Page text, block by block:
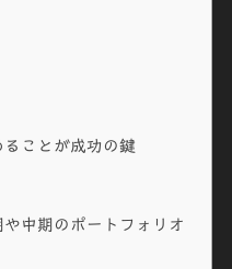
ことが成功の鍵
や中期のポートフォリオ